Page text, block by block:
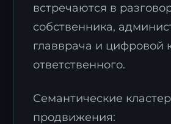
встречаются в
собственника,
главврача и цифровой
ответственного.
Семантические
продвижения: